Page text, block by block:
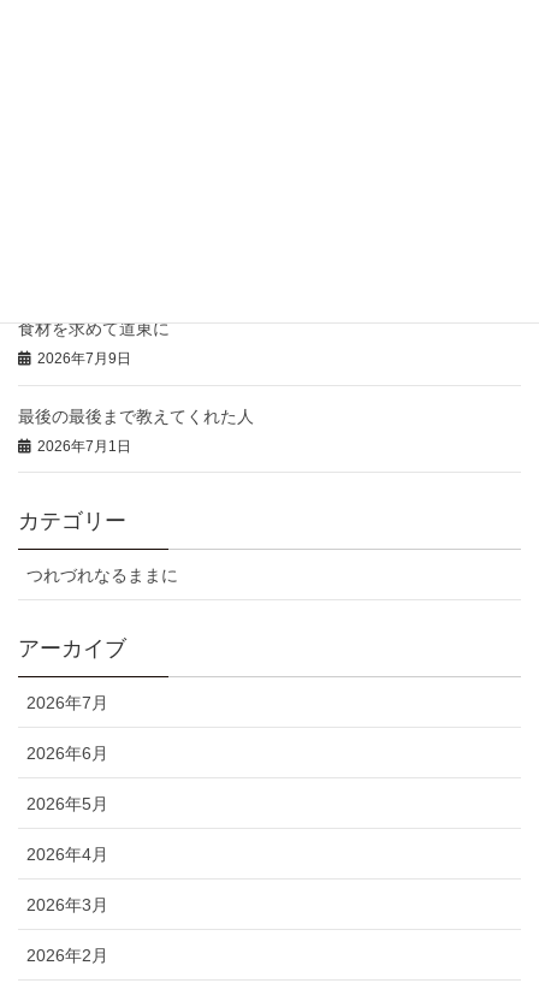
食材を求めて道東に
2026年7月9日
最後の最後まで教えてくれた人
2026年7月1日
カテゴリー
つれづれなるままに
アーカイブ
2026年7月
2026年6月
2026年5月
2026年4月
2026年3月
2026年2月